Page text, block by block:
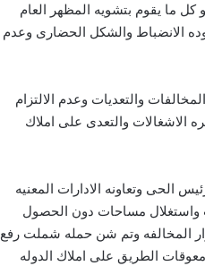
كل ما يقوم بتشويه المظهر العام
الانضباط والشكل الحضارى وعدم
والتعديات وعدم الالتزام
الاشغالات والتعدى على املاك
الحى وتعاونه الادارات المعنيه
واستغلال مساحات دون الحصول
المخالفه وتم شن حمله شملت رفع
الطريق على املاك الدوله